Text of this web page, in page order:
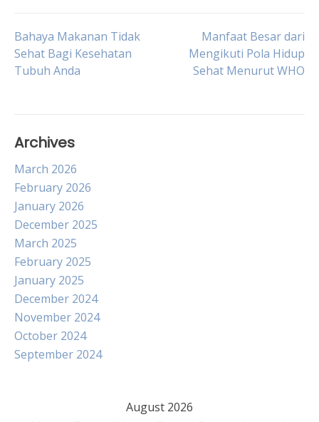
Post
navigation
Bahaya Makanan Tidak
Sehat Bagi Kesehatan
Tubuh Anda
Manfaat Besar dari
Mengikuti Pola Hidup
Sehat Menurut WHO
Archives
March 2026
February 2026
January 2026
December 2025
March 2025
February 2025
January 2025
December 2024
November 2024
October 2024
September 2024
August 2026